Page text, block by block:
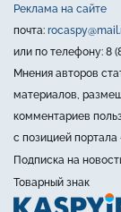
Реклама на сайте
почта:
или по телефону: 8
Мнения авторов
материалов,
комментариев
с позицией
Подписка на
Товарный знак